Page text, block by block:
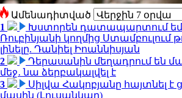
Ամենադիտված
1
Խստորեն դատապարտում եմ
Ռուբինյանի կողմից Ստամբուլում
լինելը. Դանիել Իոաննիսյան
2
Դերասանին մեղադրում են
մեջ․ նա ձերբակալվել է
3
Սիլվա Հակոբյանը հայտնել է
մասին (Լուսանկար)